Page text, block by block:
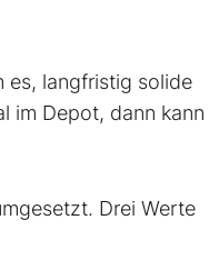
es, langfristig solide
im Depot, dann kann
Drei Werte